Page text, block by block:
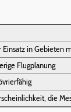
Einsatz in Gebieten
Flugplanung
die